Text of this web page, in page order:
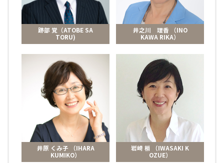
跡部 覚（ATOBE SA
TORU)
井之川 理香 （INO
KAWA RIKA）
井原 くみ子 （IHARA
KUMIKO）
岩崎 梢 （IWASAKI K
OZUE）